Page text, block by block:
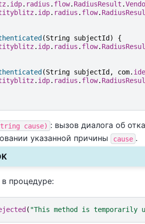
. idp. radius . flow. RadiusResult .
. idp. radius . flow.
(String subjectId )
{
. idp. radius . flow.
(String subjectId , com.
. idp. radius . flow.
cause) : вызов диалога об
указанной причины
cause .
процедуре:
( "This method is temporarily